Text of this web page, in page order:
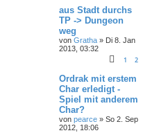
aus Stadt durchs
TP -> Dungeon
weg
von Gratha » Di 8. Jan
2013, 03:32
1 2
Ordrak mit erstem
Char erledigt -
Spiel mit anderem
Char?
von pearce » So 2. Sep
2012, 18:06